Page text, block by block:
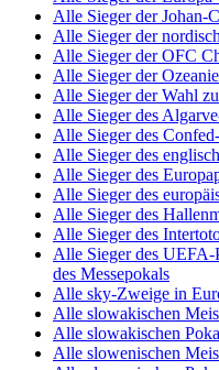
Alle Sieger der Johan-
Alle Sieger der
Alle Sieger der OFC
Alle Sieger der
Alle Sieger der Wahl
Alle Sieger des
Alle Sieger des
Alle Sieger des
Alle Sieger des
Alle Sieger des
Alle Sieger des
Alle Sieger des
Alle Sieger des UEFA-
des Messepokals
Alle sky-Zweige in
Alle slowakischen
Alle slowakischen
Alle slowenischen